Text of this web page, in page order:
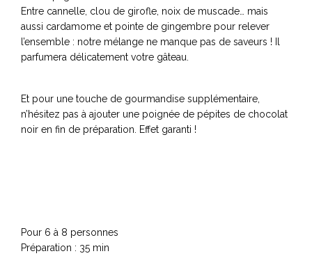
Entre cannelle, clou de girofle, noix de muscade… mais
aussi cardamome et pointe de gingembre pour relever
l’ensemble : notre mélange ne manque pas de saveurs ! Il
parfumera délicatement votre gâteau.
Et pour une touche de gourmandise supplémentaire,
n’hésitez pas à ajouter une poignée de pépites de chocolat
noir en fin de préparation. Effet garanti !
Pour 6 à 8 personnes
Préparation : 35 min